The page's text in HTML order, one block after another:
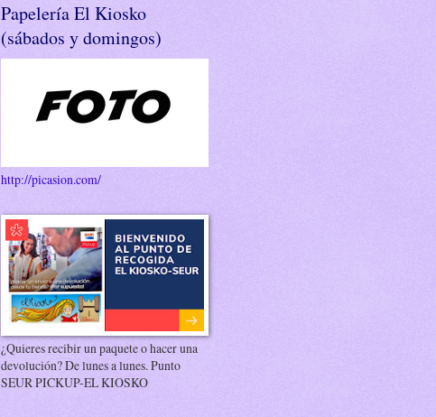
Papelería El Kiosko
(sábados y domingos)
http://picasion.com/
¿Quieres recibir un paquete o hacer una
devolución? De lunes a lunes. Punto
SEUR PICKUP-EL KIOSKO